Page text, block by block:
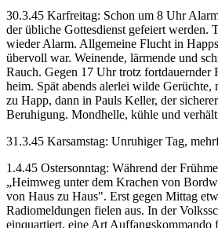
30.3.45 Karfreitag: Schon um 8 Uhr
der übliche Gottesdienst gefeiert werden.
wieder Alarm. Allgemeine Flucht in
übervoll war. Weinende, lärmende und
Rauch. Gegen 17 Uhr trotz fortdauernder
heim. Spät abends alerlei wilde
zu Happ, dann in Pauls Keller, der
Beruhigung. Mondhelle, kühle und
31.3.45 Karsamstag: Unruhiger Tag,
1.4.45 Ostersonntag: Während der
„Heimweg unter dem Krachen von
von Haus zu Haus". Erst gegen Mittag
Radiomeldungen fielen aus. In der
einquartiert, eine Art Auffangskommando